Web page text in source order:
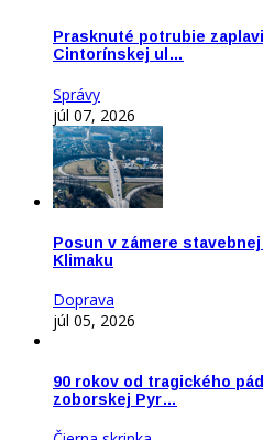
Prasknuté potrubie
Cintorínskej ul…
Správy
júl 07, 2026
Posun v zámere
Klimaku
Doprava
júl 05, 2026
90 rokov od tragického
zoborskej Pyr…